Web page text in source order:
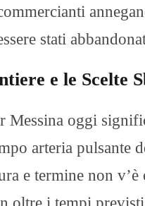
stati
e le Scelte
Messina oggi
arteria pulsante
e termine non